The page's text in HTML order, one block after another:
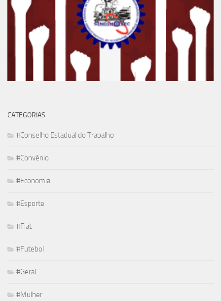
CATEGORIAS
#Conselho Estadual do Trabalho
#Convênio
#Economia
#Esporte
#Fiat
#Futebol
#Geral
#Mulher